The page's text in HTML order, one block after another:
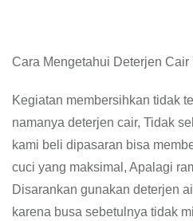
Cara Mengetahui Deterjen
Kegiatan membersihkan tidak
namanya deterjen cair, Tidak
kami beli dipasaran bisa
cuci yang maksimal, Apalagi
Disarankan gunakan deterjen
karena busa sebetulnya tidak